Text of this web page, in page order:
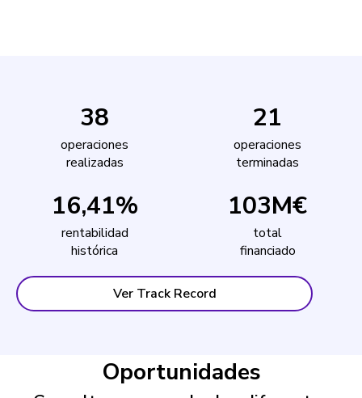
38
operaciones
realizadas
21
operaciones
terminadas
16,41%
rentabilidad
histórica
103M€
total
financiado
Ver Track Record
Oportunidades